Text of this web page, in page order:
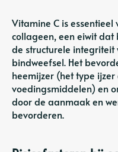
Vitamine C is
collageen, een eiwit
de structurele
bindweefsel. Het
heemijzer (het type
voedingsmiddelen) en
door de aanmaak en
bevorderen.